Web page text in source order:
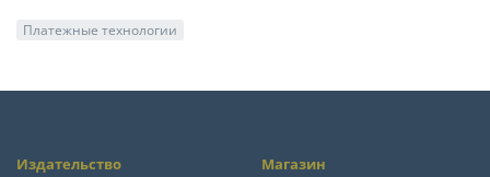
Платежные технологии
Издательство Магазин